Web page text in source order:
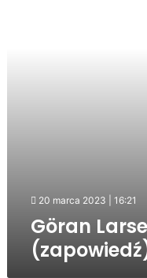
20 marca 2023 | 16:21
Göran